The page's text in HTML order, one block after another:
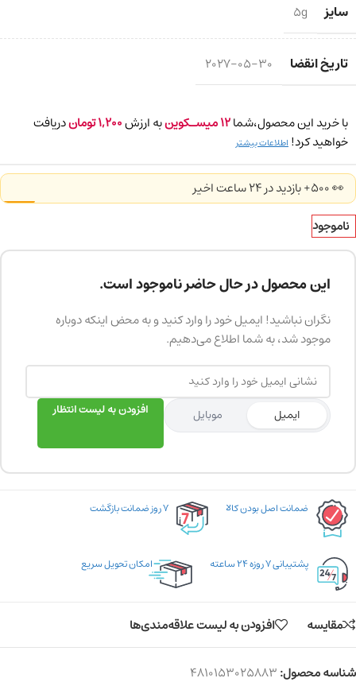
سایز 5g
تاریخ انقضا 2027-05-30
با خرید این محصول،شما12میسـکوینبه ارزش1,200توماندریافت
خواهید کرد! اطلاعات بیشتر
👀 500+ بازدید در ۲۴ ساعت اخیر
ناموجود
این محصول در حال حاضر ناموجود است.
نگران نباشید! ایمیل خود را وارد کنید و به محض اینکه دوباره
موجود شد، به شما اطلاع می‌دهیم.
ایمیل موبایل افزودن به لیست انتظار
ضمانت اصل بودن کالا ۷ روز ضمانت بازگشت
پشتیبانی ۷ روزه ۲۴ ساعته امکان تحویل سریع
مقایسه افزودن به لیست علاقه‌مندی‌ها
شناسه محصول:4810153025883